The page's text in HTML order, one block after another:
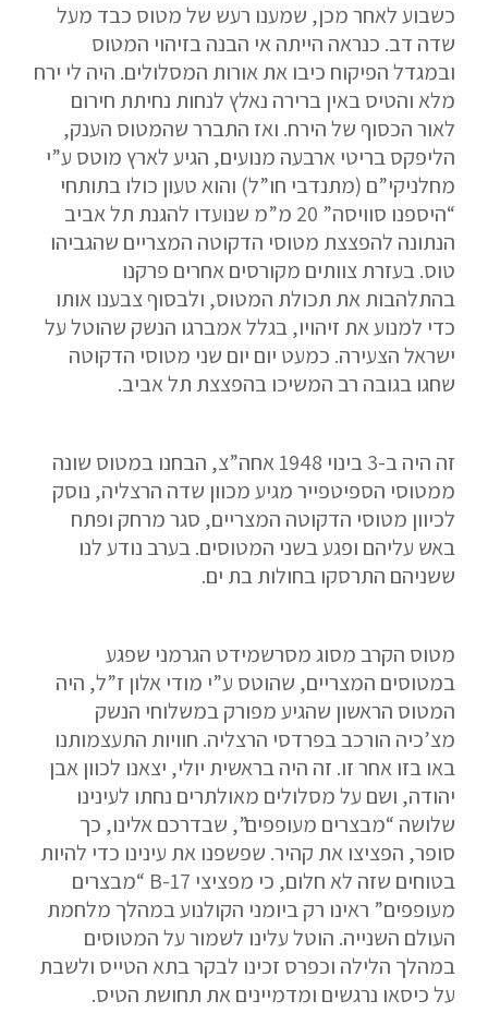
כשבוע לאחר מכן, שמענו רעש של מטוס כבד מעל
שדה דב. כנראה הייתה אי הבנה בזיהוי המטוס
ובמגדל הפיקוח כיבו את אורות המסלולים. היה לי ירח
מלא והטיס באין ברירה נאלץ לנחות נחיתת חירום
לאור הכסוף של הירח. ואז התברר שהמטוס הענק,
הליפקס בריטי ארבעה מנועים, הגיע לארץ מוטס ע”י
מחלניקי”ם (מתנדבי חו”ל) והוא טעון כולו בתותחי
“היספנו סוויסה” 20 מ”מ שנועדו להגנת תל אביב
הנתונה להפצצת מטוסי הדקוטה המצריים שהגביהו
טוס. בעזרת צוותים מקורסים אחרים פרקנו
בהתלהבות את תכולת המטוס, ולבסוף צבענו אותו
כדי למנוע את זיהויו, בגלל אמברגו הנשק שהוטל על
ישראל הצעירה. כמעט יום יום שני מטוסי הדקוטה
שחגו בגובה רב המשיכו בהפצצת תל אביב.
זה היה ב-3 בינוי 1948 אחה”צ, הבחנו במטוס שונה
ממטוסי הספיטפייר מגיע מכוון שדה הרצליה, נוסק
לכיוון מטוסי הדקוטה המצריים, סגר מרחק ופתח
באש עליהם ופגע בשני המטוסים. בערב נודע לנו
ששניהם התרסקו בחולות בת ים.
מטוס הקרב מסוג מסרשמידט הגרמני שפגע
במטוסים המצריים, שהוטס ע”י מודי אלון ז”ל, היה
המטוס הראשון שהגיע מפורק במשלוחי הנשק
מצ’כיה הורכב בפרדסי הרצליה. חוויות התעצמותנו
באו בזו אחר זו. זה היה בראשית יולי, יצאנו לכוון אבן
יהודה, ושם על מסלולים מאולתרים נחתו לעינינו
שלושה “מבצרים מעופפים”, שבדרכם אלינו, כך
סופר, הפציצו את קהיר. שפשפנו את עינינו כדי להיות
בטוחים שזה לא חלום, כי מפציצי B-17 “מבצרים
מעופפים” ראינו רק ביומני הקולנוע במהלך מלחמת
העולם השנייה. הוטל עלינו לשמור על המטוסים
במהלך הלילה וכפרס זכינו לבקר בתא הטייס ולשבת
על כיסאו נרגשים ומדמיינים את תחושת הטיס.
אם הגעתם לפה,
סימן שאתם מעוניינים
בפרטים נוספים.
נשמח לשוחח אתכם, לענות על כל שאלה